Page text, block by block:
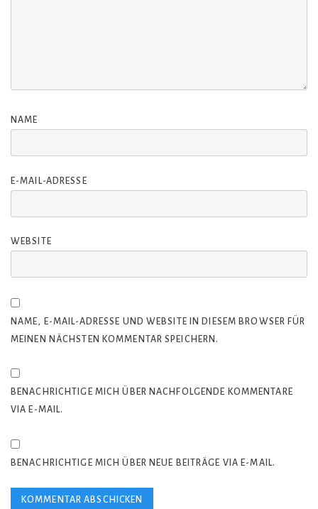
NAME
E-MAIL-ADRESSE
WEBSITE
NAME, E-MAIL-ADRESSE UND WEBSITE IN DIESEM BROWSER FÜR
MEINEN NÄCHSTEN KOMMENTAR SPEICHERN.
BENACHRICHTIGE MICH ÜBER NACHFOLGENDE KOMMENTARE
VIA E-MAIL.
BENACHRICHTIGE MICH ÜBER NEUE BEITRÄGE VIA E-MAIL.